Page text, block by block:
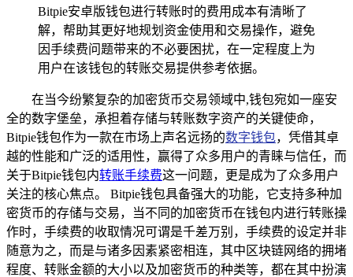
Bitpie安卓版钱包进行转账时的费用成本有清晰了
解，帮助其更好地规划资金使用和交易操作，避免
因手续费问题带来的不必要困扰，在一定程度上为
用户在该钱包的转账交易提供参考依据。
在当今纷繁复杂的加密货币交易领域中,钱包宛如一座安
全的数字堡垒，承担着存储与转账数字资产的关键使命，
Bitpie钱包作为一款在市场上声名远扬的数字钱包，凭借其卓
越的性能和广泛的适用性，赢得了众多用户的青睐与信任，而
关于Bitpie钱包内转账手续费这一问题，更是成为了众多用户
关注的核心焦点。 Bitpie钱包具备强大的功能，它支持多种加
密货币的存储与交易，当不同的加密货币在钱包内进行转账操
作时，手续费的收取情况可谓是千差万别，手续费的设定并非
随意为之，而是与诸多因素紧密相连，其中区块链网络的拥堵
程度、转账金额的大小以及加密货币的种类等，都在其中扮演